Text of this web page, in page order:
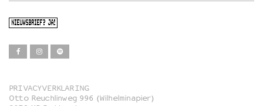
NIEUWSBRIEF? JA!
Film
PRIVACYVERKLARING
Otto Reuchlinweg 996 (Wilhelminapier)